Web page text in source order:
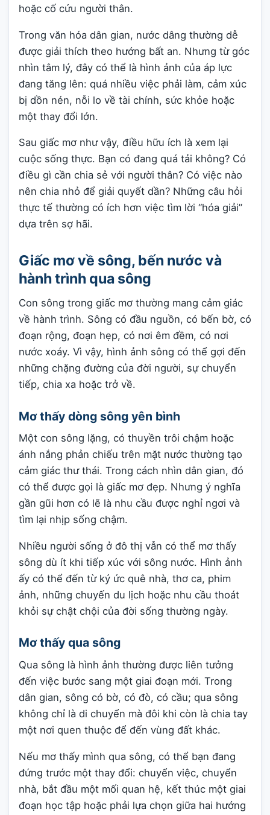
hoặc cố cứu người thân.
Trong văn hóa dân gian, nước dâng thường dễ
được giải thích theo hướng bất an. Nhưng từ góc
nhìn tâm lý, đây có thể là hình ảnh của áp lực
đang tăng lên: quá nhiều việc phải làm, cảm xúc
bị dồn nén, nỗi lo về tài chính, sức khỏe hoặc
một thay đổi lớn.
Sau giấc mơ như vậy, điều hữu ích là xem lại
cuộc sống thực. Bạn có đang quá tải không? Có
điều gì cần chia sẻ với người thân? Có việc nào
nên chia nhỏ để giải quyết dần? Những câu hỏi
thực tế thường có ích hơn việc tìm lời “hóa giải”
dựa trên sợ hãi.
Giấc mơ về sông, bến nước và
hành trình qua sông
Con sông trong giấc mơ thường mang cảm giác
về hành trình. Sông có đầu nguồn, có bến bờ, có
đoạn rộng, đoạn hẹp, có nơi êm đềm, có nơi
nước xoáy. Vì vậy, hình ảnh sông có thể gợi đến
những chặng đường của đời người, sự chuyển
tiếp, chia xa hoặc trở về.
Mơ thấy dòng sông yên bình
Một con sông lặng, có thuyền trôi chậm hoặc
ánh nắng phản chiếu trên mặt nước thường tạo
cảm giác thư thái. Trong cách nhìn dân gian, đó
có thể được gọi là giấc mơ đẹp. Nhưng ý nghĩa
gần gũi hơn có lẽ là nhu cầu được nghỉ ngơi và
tìm lại nhịp sống chậm.
Nhiều người sống ở đô thị vẫn có thể mơ thấy
sông dù ít khi tiếp xúc với sông nước. Hình ảnh
ấy có thể đến từ ký ức quê nhà, thơ ca, phim
ảnh, những chuyến du lịch hoặc nhu cầu thoát
khỏi sự chật chội của đời sống thường ngày.
Mơ thấy qua sông
Qua sông là hình ảnh thường được liên tưởng
đến việc bước sang một giai đoạn mới. Trong
dân gian, sông có bờ, có đò, có cầu; qua sông
không chỉ là di chuyển mà đôi khi còn là chia tay
một nơi quen thuộc để đến vùng đất khác.
Nếu mơ thấy mình qua sông, có thể bạn đang
đứng trước một thay đổi: chuyển việc, chuyển
nhà, bắt đầu một mối quan hệ, kết thúc một giai
đoạn học tập hoặc phải lựa chọn giữa hai hướng